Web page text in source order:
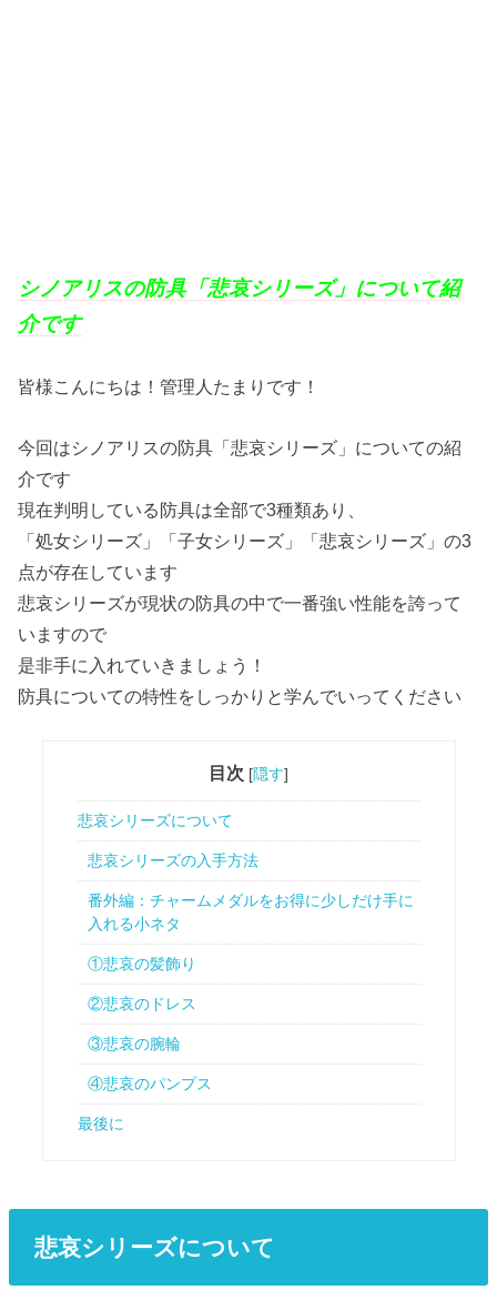
シノアリスの防具「悲哀シリーズ」について紹
介です
皆様こんにちは！管理人たまりです！
今回はシノアリスの防具「悲哀シリーズ」についての紹
介です
現在判明している防具は全部で3種類あり、
「処女シリーズ」「子女シリーズ」「悲哀シリーズ」の3
点が存在しています
悲哀シリーズが現状の防具の中で一番強い性能を誇って
いますので
是非手に入れていきましょう！
防具についての特性をしっかりと学んでいってください
目次 [隠す]
悲哀シリーズについて
悲哀シリーズの入手方法
番外編：チャームメダルをお得に少しだけ手に
入れる小ネタ
①悲哀の髪飾り
②悲哀のドレス
③悲哀の腕輪
④悲哀のパンプス
最後に
悲哀シリーズについて